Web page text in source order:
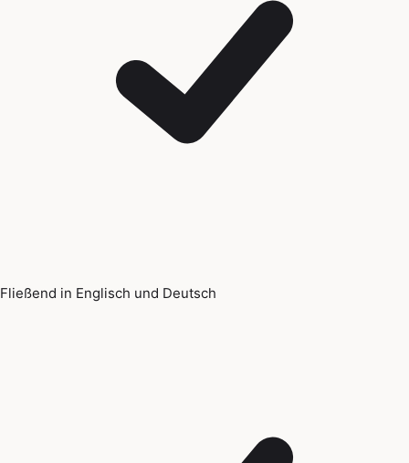
Fließend in Englisch und Deutsch